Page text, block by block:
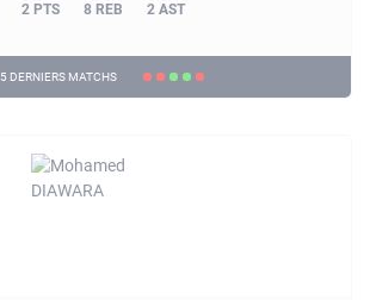
2 PTS 8 REB 2 AST
5 DERNIERS MATCHS